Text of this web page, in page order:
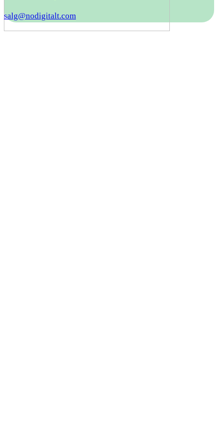
salg@nodigitalt.com